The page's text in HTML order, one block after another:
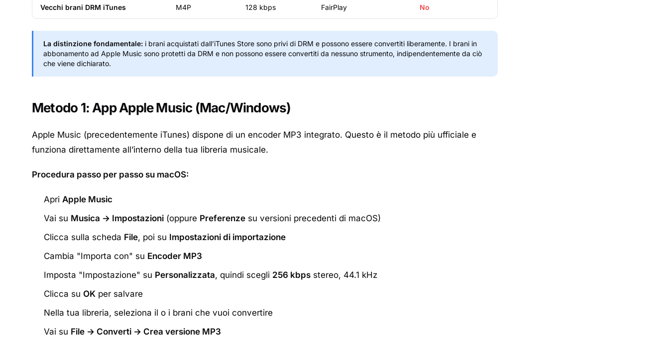
Vecchi brani DRM iTunes M4P 128 kbps FairPlay No
La distinzione fondamentale: i brani acquistati dall’iTunes Store sono privi di DRM e possono essere convertiti liberamente. I brani in
abbonamento ad Apple Music sono protetti da DRM e non possono essere convertiti da nessuno strumento, indipendentemente da ciò
che viene dichiarato.
Metodo 1: App Apple Music (Mac/Windows)
Apple Music (precedentemente iTunes) dispone di un encoder MP3 integrato. Questo è il metodo più ufficiale e
funziona direttamente all’interno della tua libreria musicale.
Procedura passo per passo su macOS:
Apri Apple Music
Vai su Musica → Impostazioni (oppure Preferenze su versioni precedenti di macOS)
Clicca sulla scheda File, poi su Impostazioni di importazione
Cambia "Importa con" su Encoder MP3
Imposta "Impostazione" su Personalizzata, quindi scegli 256 kbps stereo, 44.1 kHz
Clicca su OK per salvare
Nella tua libreria, seleziona il o i brani che vuoi convertire
Vai su File → Converti → Crea versione MP3